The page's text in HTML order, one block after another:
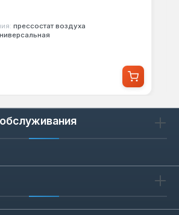
прессостат воздуха